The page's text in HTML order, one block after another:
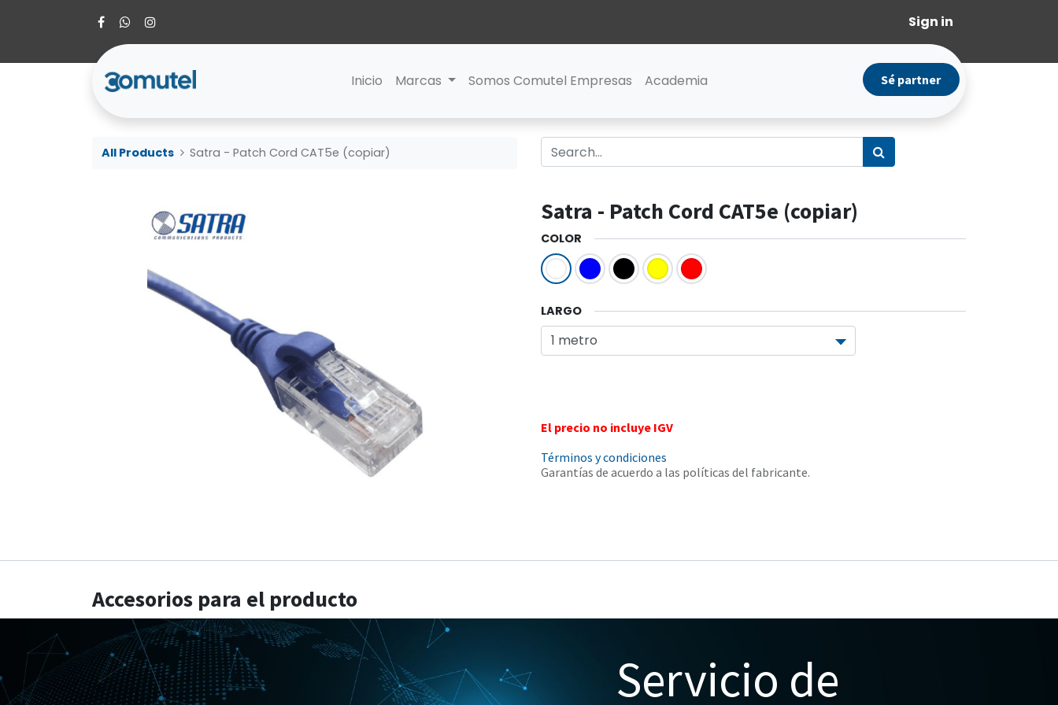
Sign in
Inicio Marcas Somos Comutel Empresas Academia Sé partner
All Products Satra - Patch Cord CAT5e (copiar)
Satra - Patch Cord CAT5e (copiar)
COLOR
LARGO
El precio no incluye IGV
Términos y condiciones
Garantías de acuerdo a las políticas del fabricante.
Accesorios para el producto
Servicio de